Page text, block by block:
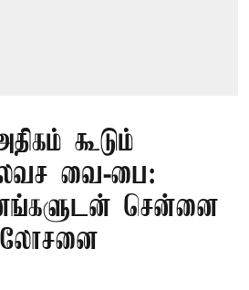
கூடும்
வை-பை:
சென்னை